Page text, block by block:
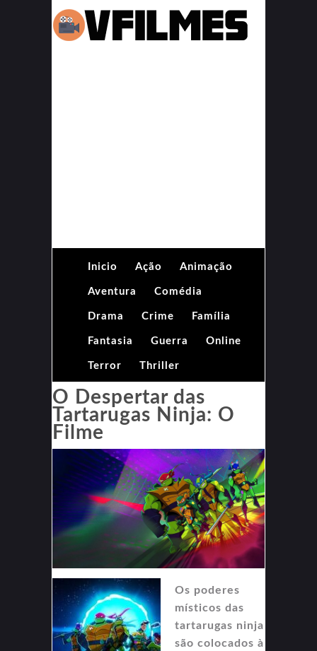
Inicio Ação Animação
Aventura Comédia
Drama Crime Família
Fantasia Guerra Online
Terror Thriller
O Despertar das
Tartarugas Ninja: O
Filme
Os poderes
místicos das
tartarugas ninja
são colocados à